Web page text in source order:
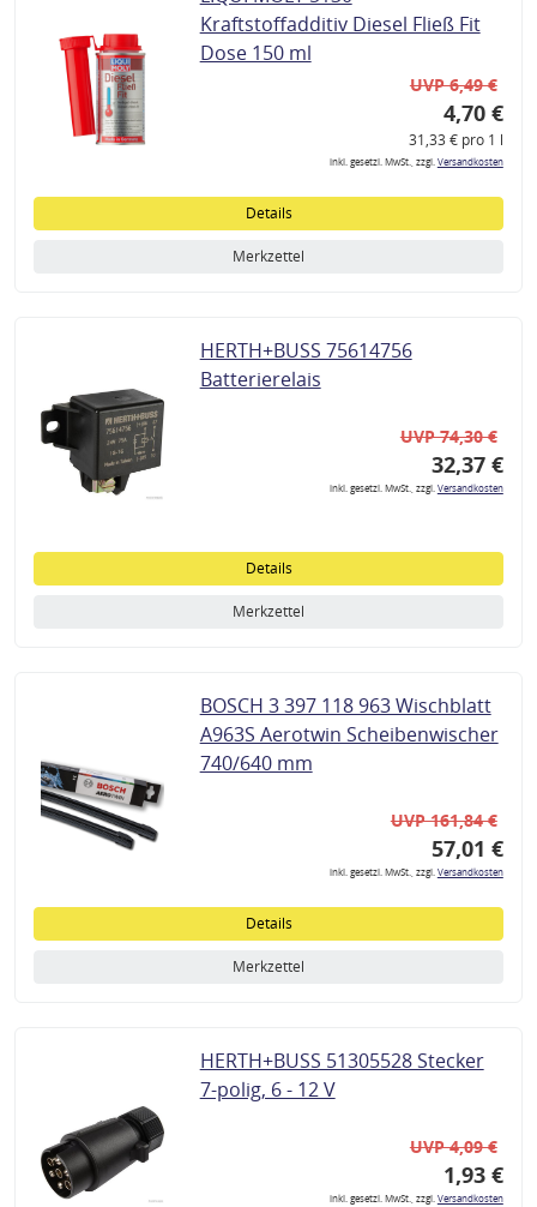
Kraftstoffadditiv Diesel Fließ Fit
Dose 150 ml
UVP 6,49 €
4,70 €
31,33 € pro 1 l
inkl. gesetzl. MwSt., zzgl.Versandkosten
Details
Merkzettel
HERTH+BUSS 75614756
Batterierelais
UVP 74,30 €
32,37 €
inkl. gesetzl. MwSt., zzgl.Versandkosten
Details
Merkzettel
BOSCH 3 397 118 963 Wischblatt
A963S Aerotwin Scheibenwischer
740/640 mm
UVP 161,84 €
57,01 €
inkl. gesetzl. MwSt., zzgl.Versandkosten
Details
Merkzettel
HERTH+BUSS 51305528 Stecker
7-polig, 6 - 12 V
UVP 4,09 €
1,93 €
inkl. gesetzl. MwSt., zzgl.Versandkosten